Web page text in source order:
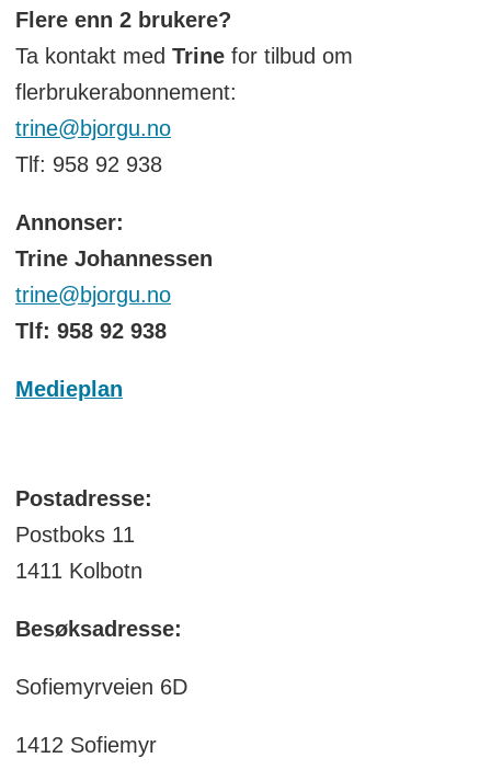
Flere enn 2 brukere?
Ta kontakt med Trinefor tilbud om
flerbrukerabonnement:
trine@bjorgu.no
Tlf: 958 92 938
Annonser:
Trine Johannessen
trine@bjorgu.no
Tlf: 958 92 938
Medieplan
Postadresse:
Postboks 11
1411 Kolbotn
Besøksadresse:
Sofiemyrveien 6D
1412 Sofiemyr